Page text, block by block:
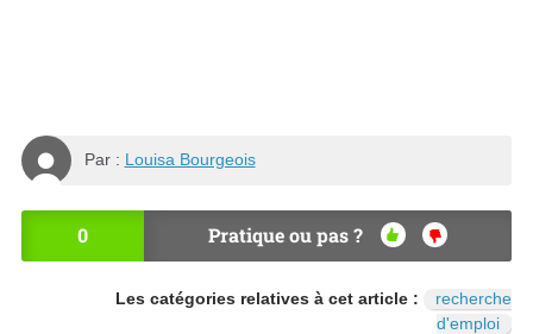
Par : Louisa Bourgeois
0 Pratique ou pas ?
OU
I
NO
N
Les catégories relatives à cet article :
recherche
d'emploi